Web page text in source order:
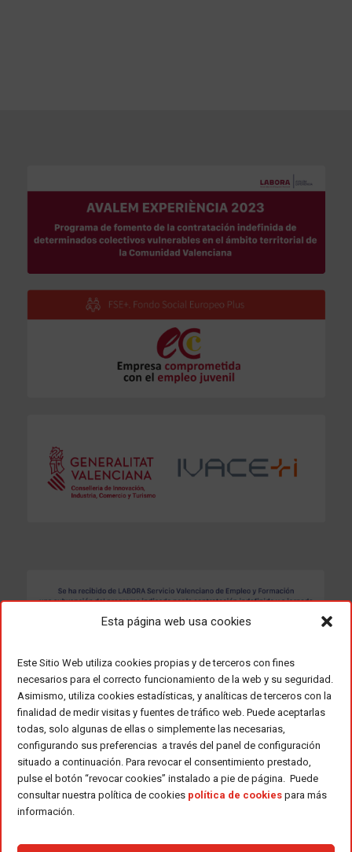
Esta página web usa cookies
Este Sitio Web utiliza cookies propias y de terceros con fines
necesarios para el correcto funcionamiento de la web y su seguridad.
Asimismo, utiliza cookies estadísticas, y analíticas de terceros con la
finalidad de medir visitas y fuentes de tráfico web. Puede aceptarlas
todas, solo algunas de ellas o simplemente las necesarias,
configurando sus preferencias a través del panel de configuración
situado a continuación. Para revocar el consentimiento prestado,
pulse el botón “revocar cookies” instalado a pie de página. Puede
consultar nuestra política de cookies política de cookies para más
información.